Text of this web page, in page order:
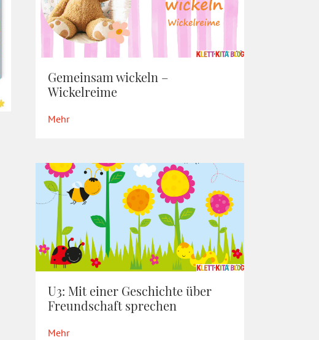
Gemeinsam wickeln –
Wickelreime
Mehr
U3: Mit einer Geschichte über
Freundschaft sprechen
Mehr